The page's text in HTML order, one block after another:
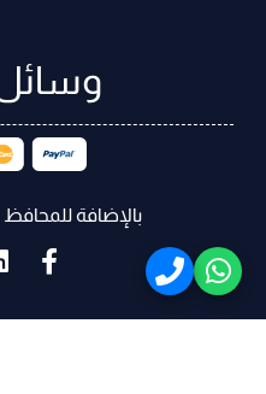
بالإضافة للمحافظ